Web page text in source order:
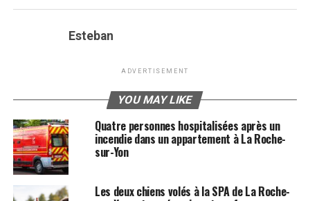
Esteban
ADVERTISEMENT
YOU MAY LIKE
Quatre personnes hospitalisées après un
incendie dans un appartement à La Roche-
sur-Yon
Les deux chiens volés à la SPA de La Roche-